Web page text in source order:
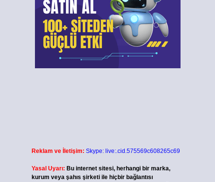
Reklam ve İletişim: Skype: live:.cid.575569c608265c69
Yasal Uyarı: Bu internet sitesi, herhangi bir marka,
kurum veya şahıs şirketi ile hiçbir bağlantısı